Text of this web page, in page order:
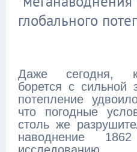
глобального
Даже сегодня,
борется с сильной
потепление
что погодные
столь же
наводнение